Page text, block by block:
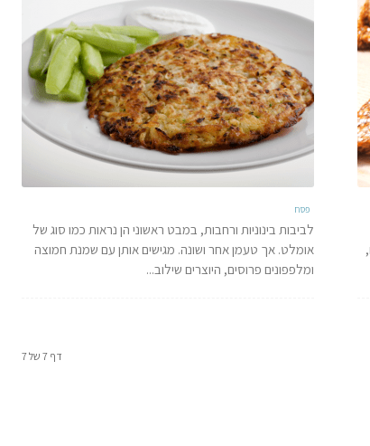
פסח
לביבות בינוניות ורחבות, במבט ראשוני הן נראות כמו סוג של
אומלט. אך טעמן אחר ושונה. מגישים אותן עם שמנת חמוצה
ומלפפונים פרוסים, היוצרים שילוב...
דף 7 של 7